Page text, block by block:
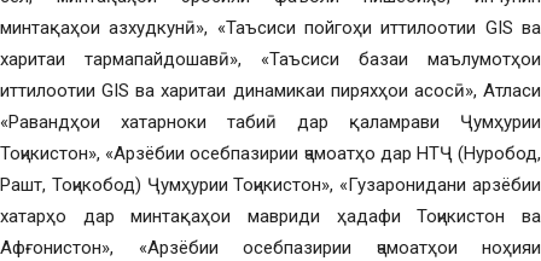
минтақаҳои азхудкунӣ», «Таъсиси пойгоҳи иттилоотии GIS ва
харитаи тармапайдошавӣ», «Таъсиси базаи маълумотҳои
иттилоотии GIS ва харитаи динамикаи пиряхҳои асосӣ», Атласи
«Равандҳои хатарноки табиӣ дар қаламрави Ҷумҳурии
Тоҷикистон», «Арзёбии осебпазирии ҷамоатҳо дар НТҶ (Нуробод,
Рашт, Тоҷикобод) Ҷумҳурии Тоҷикистон», «Гузаронидани арзёбии
хатарҳо дар минтақаҳои мавриди ҳадафи Тоҷикистон ва
Афғонистон», «Арзёбии осебпазирии ҷамоатҳои ноҳияи